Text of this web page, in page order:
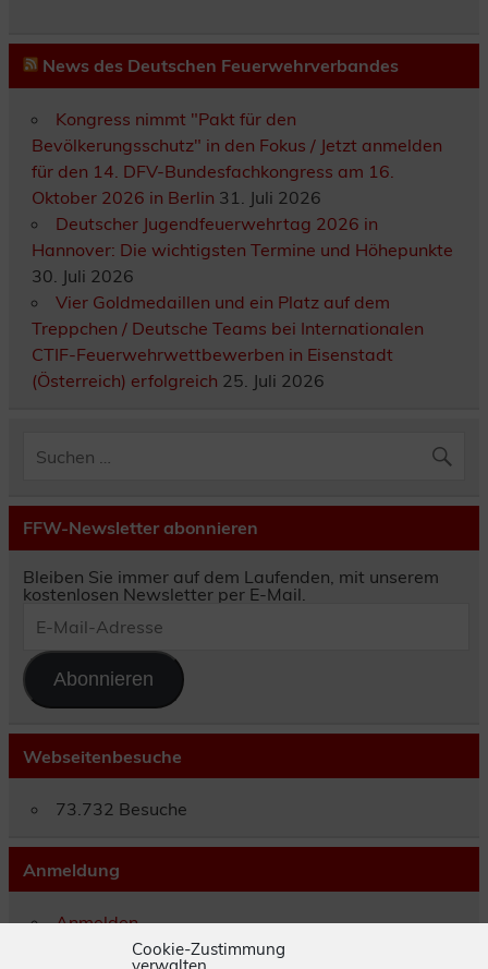
Cookie-Zustimmung
News des Deutschen Feuerwehrverbandes
Kongress nimmt "Pakt für den
Bevölkerungsschutz" in den Fokus / Jetzt anmelden
für den 14. DFV-Bundesfachkongress am 16.
Oktober 2026 in Berlin 31. Juli 2026
Deutscher Jugendfeuerwehrtag 2026 in
Hannover: Die wichtigsten Termine und Höhepunkte
30. Juli 2026
Vier Goldmedaillen und ein Platz auf dem
Treppchen / Deutsche Teams bei Internationalen
CTIF-Feuerwehrwettbewerben in Eisenstadt
(Österreich) erfolgreich 25. Juli 2026
FFW-Newsletter abonnieren
Bleiben Sie immer auf dem Laufenden, mit unserem
kostenlosen Newsletter per E-Mail.
Mail-
Abonnieren
Webseitenbesuche
73.732 Besuche
Anmeldung
Anmelden
Eintrags-Feed